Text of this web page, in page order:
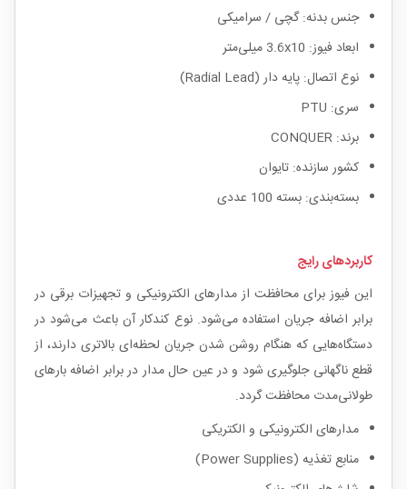
جنس بدنه: گچی / سرامیکی
ابعاد فیوز: 3.6x10 میلی‌متر
نوع اتصال: پایه دار (Radial Lead)
سری: PTU
برند: CONQUER
کشور سازنده: تایوان
بسته‌بندی: بسته 100 عددی
کاربردهای رایج
این فیوز برای محافظت از مدارهای الکترونیکی و تجهیزات برقی در
برابر اضافه جریان استفاده می‌شود. نوع کندکار آن باعث می‌شود در
دستگاه‌هایی که هنگام روشن شدن جریان لحظه‌ای بالاتری دارند، از
قطع ناگهانی جلوگیری شود و در عین حال مدار در برابر اضافه بارهای
طولانی‌مدت محافظت گردد.
مدارهای الکترونیکی و الکتریکی
منابع تغذیه (Power Supplies)